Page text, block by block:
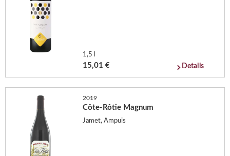
1,5 l
15,01 € Details
2019
Côte-Rôtie Magnum
Jamet, Ampuis